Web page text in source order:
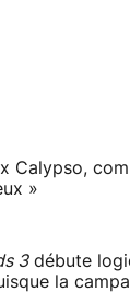
Calypso,
»
3débute
la